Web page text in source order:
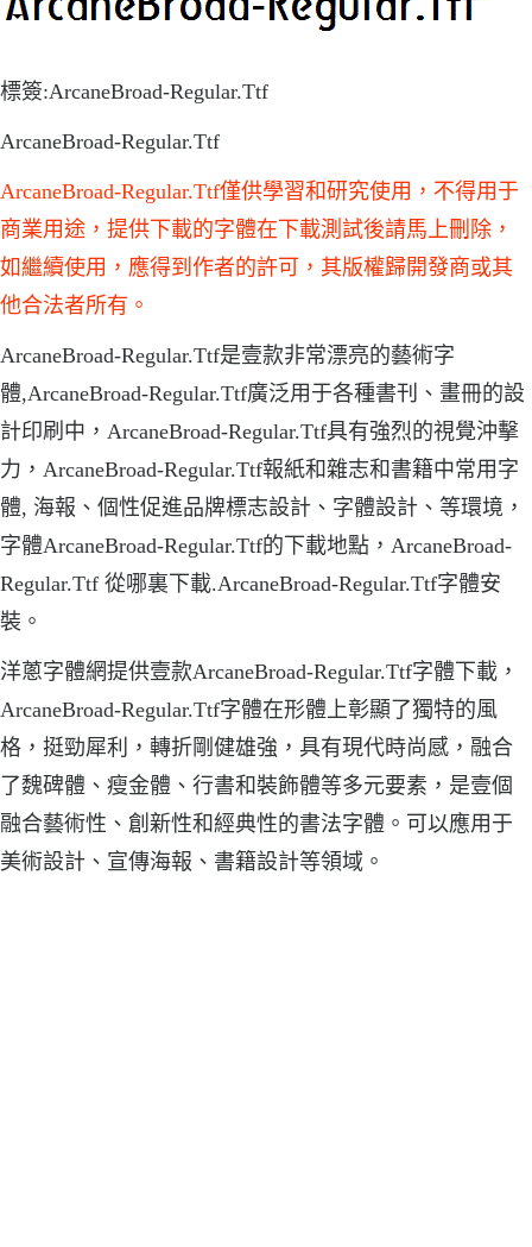
標簽:ArcaneBroad-Regular.Ttf
ArcaneBroad-Regular.Ttf
ArcaneBroad-Regular.Ttf僅供學習和研究使用，不得用于
商業用途，提供下載的字體在下載測試後請馬上刪除，
如繼續使用，應得到作者的許可，其版權歸開發商或其
他合法者所有。
ArcaneBroad-Regular.Ttf是壹款非常漂亮的藝術字
體,ArcaneBroad-Regular.Ttf廣泛用于各種書刊、畫冊的設
計印刷中，ArcaneBroad-Regular.Ttf具有強烈的視覺沖擊
力，ArcaneBroad-Regular.Ttf報紙和雜志和書籍中常用字
體, 海報、個性促進品牌標志設計、字體設計、等環境，
字體ArcaneBroad-Regular.Ttf的下載地點，ArcaneBroad-
Regular.Ttf 從哪裏下載.ArcaneBroad-Regular.Ttf字體安
裝。
洋蔥字體網提供壹款ArcaneBroad-Regular.Ttf字體下載，
ArcaneBroad-Regular.Ttf字體在形體上彰顯了獨特的風
格，挺勁犀利，轉折剛健雄強，具有現代時尚感，融合
了魏碑體、瘦金體、行書和裝飾體等多元要素，是壹個
融合藝術性、創新性和經典性的書法字體。可以應用于
美術設計、宣傳海報、書籍設計等領域。